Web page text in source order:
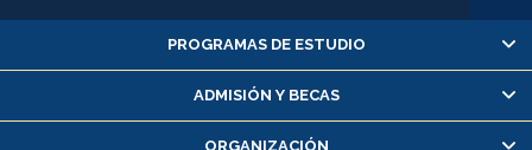
Alumnas/os y exalumnas/os
Matrícula en línea
Inscripción y cambio de asignaturas
PROGRAMAS DE ESTUDIO
ADMISIÓN Y BECAS
ORGANIZACIÓN